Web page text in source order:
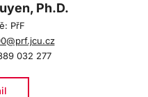
Ph.D.
PřF
032 277